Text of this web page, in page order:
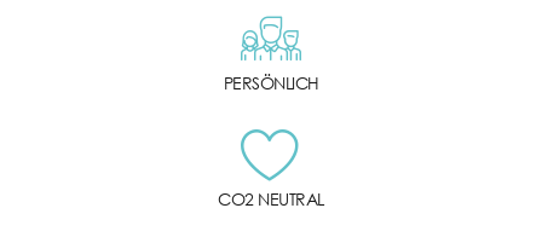
PERSÖNLICH
CO2 NEUTRAL